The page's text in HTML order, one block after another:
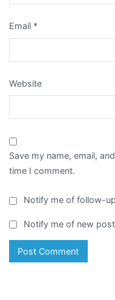
Email *
Website
Save my name, email,
time I comment.
Notify me of follow-
Notify me of new